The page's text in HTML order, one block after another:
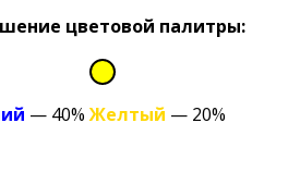
цветовой палитры:
— 40% Желтый — 20%